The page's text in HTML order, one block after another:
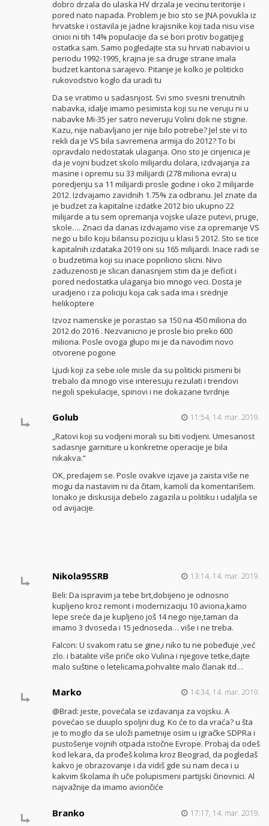
dobro drzala do ulaska HV drzala je vecinu teritorije i
pored nato napada. Problem je bio sto se JNA povukla iz
hrvatske i ostavila je jadne krajisnike koji tada nisu vise
cinioi ni tih 14% populacije da se bori protiv bogatijeg
ostatka sam. Samo pogledajte sta su hrvati nabavioi u
periodu 1992-1995, krajna je sa druge strane imala
budzet kantona sarajevo. Pitanje je kolko je politicko
rukovodstvo koglo da uradi tu
Da se vratimo u sadasnjost. Svi smo svesni trenutnih
nabavka, idalje imamo pesimista koji su ne veruju ni u
nabavke Mi-35 jer satro neveruju Volini dok ne stigne.
Kazu, nije nabavljano jer nije bilo potrebe? Jel ste vi to
rekli da je VS bila savremena armija do 2012? To bi
opravdalo nedostatak ulaganja. Ono sto je cinjenica je
da je vojni budzet skolo milijardu dolara, izdvajanja za
masine i opremu su 33 milijardi (278 miliona evra) u
poredjenju sa 11 milijardi prosle godine i oko 2 milijarde
2012. Izdvajamo zavidnih 1.75% za odbranu. Jel znate da
je budzet za kapitalne izdatke 2012 bio ukupno 22
milijarde a tu sem opremanja vojske ulaze putevi, pruge,
skole…. Znaci da danas izdvajamo vise za opremanje VS
nego u bilo koju bilansu poziciju u klasi 5 2012. Sto se tice
kapitalnih izdataka 2019 oni su 165 milijardi. Inace radi se
o budzetima koji su inace poprilicno slicni. Nivo
zaduzenosti je slican danasnjem stim da je deficit i
pored nedostatka ulaganja bio mnogo veci. Dosta je
uradjeno i za policiju koja cak sada ima i srednje
helikoptere
Izvoz namenske je porastao sa 150 na 450 miliona do
2012 do 2016 . Nezvanicno je prosle bio preko 600
miliona. Posle ovoga glupo mi je da navodim novo
otvorene pogone
Ljudi koji za sebe iole misle da su politicki pismeni bi
trebalo da mnogo vise interesuju rezulati i trendovi
negoli spekulacije, spinovi i ne dokazane tvrdnje
Golub 11:54, 14. mar. 2019.
„Ratovi koji su vodjeni morali su biti vodjeni. Umesanost
sadasnje garniture u konkretne operacije je bila
nikakva.“
OK, predajem se. Posle ovakve izjave ja zaista više ne
mogu da nastavim ni da čitam, kamoli da komentarišem.
Ionako je diskusija debelo zagazila u politiku i udaljila se
od avijacije.
Nikola95SRB 13:14, 14. mar. 2019.
Beli: Da ispravim ja tebe brt,dobijeno je odnosno
kupljeno kroz remont i modernizaciju 10 aviona,kamo
lepe sreće da je kupljeno još 14 nego nije,taman da
imamo 3 dvoseda i 15 jednoseda… više i ne treba.
Falcon: U svakom ratu se gine,i niko tu ne pobeđuje ,već
zlo. i batalite više priče oko Vulina i njegove tetke,dajte
malo suštine o letelicama,pohvalite malo članak itd…
Marko 14:34, 14. mar. 2019.
@Brad: jeste, povećala se izdavanja za vojsku. A
povećao se duuplo spoljni dug. Ko će to da vraća? u šta
je to moglo da se uloži pametnije osim u igračke SDPRa i
pustošenje vojnih otpada istočne Evrope. Probaj da odeš
kod lekara, da prođeš kolima kroz Beograd, da pogledaš
kakvo je obrazovanje i da vidiš gde su nam deca i u
kakvim školama ih uče polupismeni partijski činovnici. Al
najvažnije da imamo aviončiće
Branko 17:17, 14. mar. 2019.